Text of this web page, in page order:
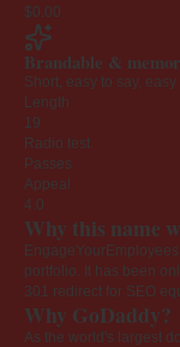
$0.00
Brandable &
Short, easy to say,
Length
19
Radio test
Passes
Appeal
4.0
Why this name
portfolio. It has been
301 redirect for SEO
Why GoDaddy?
As the world's largest